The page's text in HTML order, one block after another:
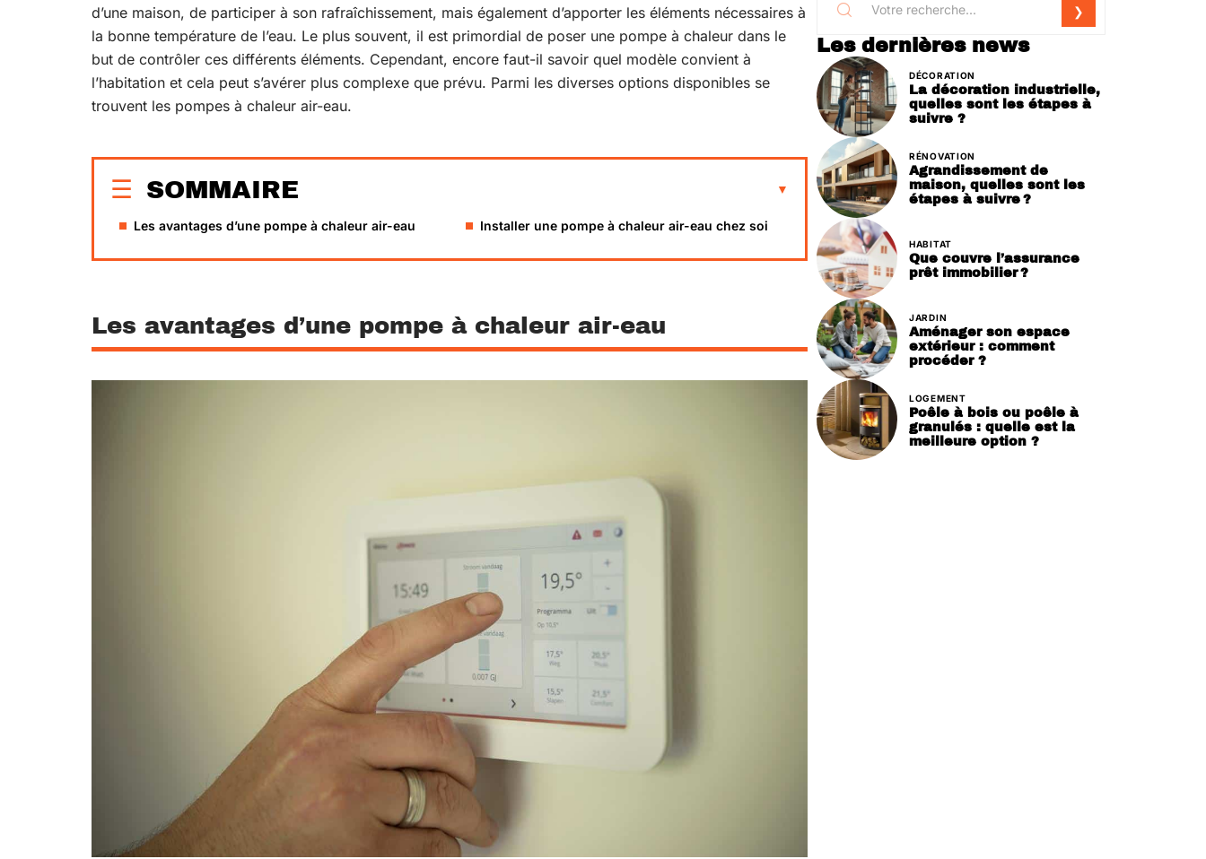
d’une maison, de participer à son rafraîchissement, mais également d’apporter les éléments nécessaires à
la bonne température de l’eau. Le plus souvent, il est primordial de poser une pompe à chaleur dans le
but de contrôler ces différents éléments. Cependant, encore faut-il savoir quel modèle convient à
l’habitation et cela peut s’avérer plus complexe que prévu. Parmi les diverses options disponibles se
trouvent les pompes à chaleur air-eau.
SOMMAIRE
Les avantages d’une pompe à chaleur air-eau Installer une pompe à chaleur air-eau chez soi
Les avantages d’une pompe à chaleur air-eau
Les dernières news
DÉCORATION
La décoration industrielle,
quelles sont les étapes à
suivre ?
RÉNOVATION
Agrandissement de
maison, quelles sont les
étapes à suivre ?
HABITAT
Que couvre l’assurance
prêt immobilier ?
JARDIN
Aménager son espace
extérieur : comment
procéder ?
LOGEMENT
Poêle à bois ou poêle à
granulés : quelle est la
meilleure option ?